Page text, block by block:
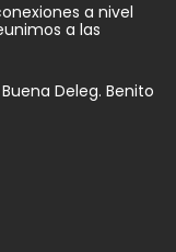
a nivel
a las
Deleg. Benito